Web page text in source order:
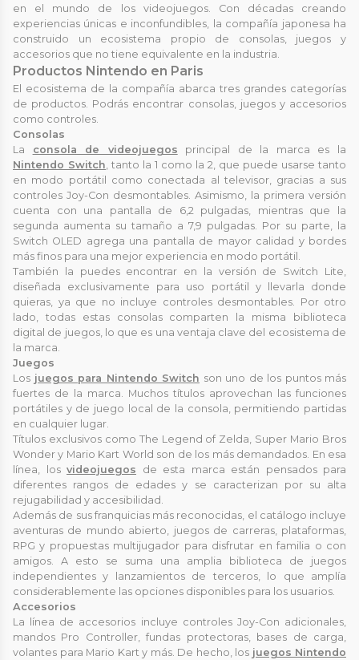
en el mundo de los videojuegos. Con décadas creando
experiencias únicas e inconfundibles, la compañía japonesa ha
construido un ecosistema propio de consolas, juegos y
accesorios que no tiene equivalente en la industria.
Productos Nintendo en Paris
El ecosistema de la compañía abarca tres grandes categorías
de productos. Podrás encontrar consolas, juegos y accesorios
como controles.
Consolas
La consola de videojuegos principal de la marca es la
Nintendo Switch , tanto la 1 como la 2, que puede usarse tanto
en modo portátil como conectada al televisor, gracias a sus
controles Joy-Con desmontables. Asimismo, la primera versión
cuenta con una pantalla de 6,2 pulgadas, mientras que la
segunda aumenta su tamaño a 7,9 pulgadas. Por su parte, la
Switch OLED agrega una pantalla de mayor calidad y bordes
más finos para una mejor experiencia en modo portátil.
También la puedes encontrar en la versión de Switch Lite,
diseñada exclusivamente para uso portátil y llevarla donde
quieras, ya que no incluye controles desmontables. Por otro
lado, todas estas consolas comparten la misma biblioteca
digital de juegos, lo que es una ventaja clave del ecosistema de
la marca.
Juegos
Los juegos para Nintendo Switch son uno de los puntos más
fuertes de la marca. Muchos títulos aprovechan las funciones
portátiles y de juego local de la consola, permitiendo partidas
en cualquier lugar.
Títulos exclusivos como The Legend of Zelda, Super Mario Bros
Wonder y Mario Kart World son de los más demandados. En esa
línea, los videojuegos de esta marca están pensados para
diferentes rangos de edades y se caracterizan por su alta
rejugabilidad y accesibilidad.
Además de sus franquicias más reconocidas, el catálogo incluye
aventuras de mundo abierto, juegos de carreras, plataformas,
RPG y propuestas multijugador para disfrutar en familia o con
amigos. A esto se suma una amplia biblioteca de juegos
independientes y lanzamientos de terceros, lo que amplía
considerablemente las opciones disponibles para los usuarios.
Accesorios
La línea de accesorios incluye controles Joy-Con adicionales,
mandos Pro Controller, fundas protectoras, bases de carga,
volantes para Mario Kart y más. De hecho, los juegos Nintendo